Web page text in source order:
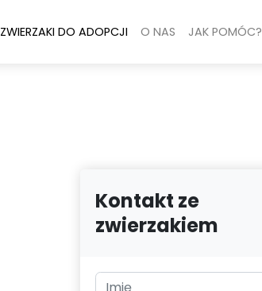
ZWIERZAKI DO ADOPCJI O NAS JAK POMÓC?
Kontakt ze
zwierzakiem